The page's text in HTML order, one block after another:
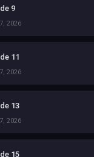
9
2026
11
2026
13
2026
15